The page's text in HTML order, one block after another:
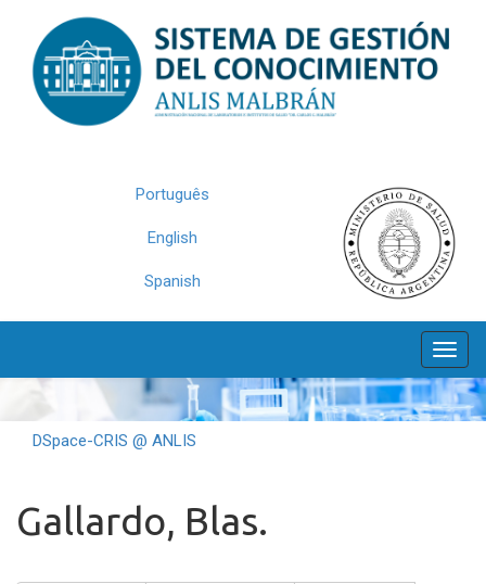
navigation
Português
English
Spanish
DSpace-CRIS @ ANLIS
Gallardo, Blas.